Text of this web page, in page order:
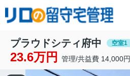
プラウドシティ府中 空室1
23.6万円 管理/共益費 14,000円